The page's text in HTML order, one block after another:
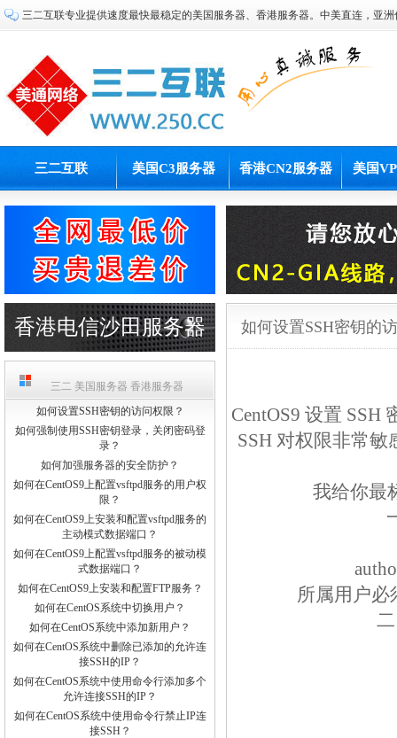
三二互联专业提供速度最快最稳定的美国服务器、香港服务器。中美直连，亚洲
三二互联 美国C3服务器 香港CN2服务器 美国
香港电信沙田服务器
三二 美国服务器 香港服务器
如何设置SSH密钥的访问权限？
如何强制使用SSH密钥登录，关闭密码登
录？
如何加强服务器的安全防护？
如何在CentOS9上配置vsftpd服务的用户权
限？
如何在CentOS9上安装和配置vsftpd服务的
主动模式数据端口？
如何在CentOS9上配置vsftpd服务的被动模
式数据端口？
如何在CentOS9上安装和配置FTP服务？
如何在CentOS系统中切换用户？
如何在CentOS系统中添加新用户？
如何在CentOS系统中删除已添加的允许连
接SSH的IP？
如何在CentOS系统中使用命令行添加多个
允许连接SSH的IP？
如何在CentOS系统中使用命令行禁止IP连
接SSH？
如何设置SSH密钥的
CentOS9 设置
SSH 对权限非常
我给你最
所属用户必